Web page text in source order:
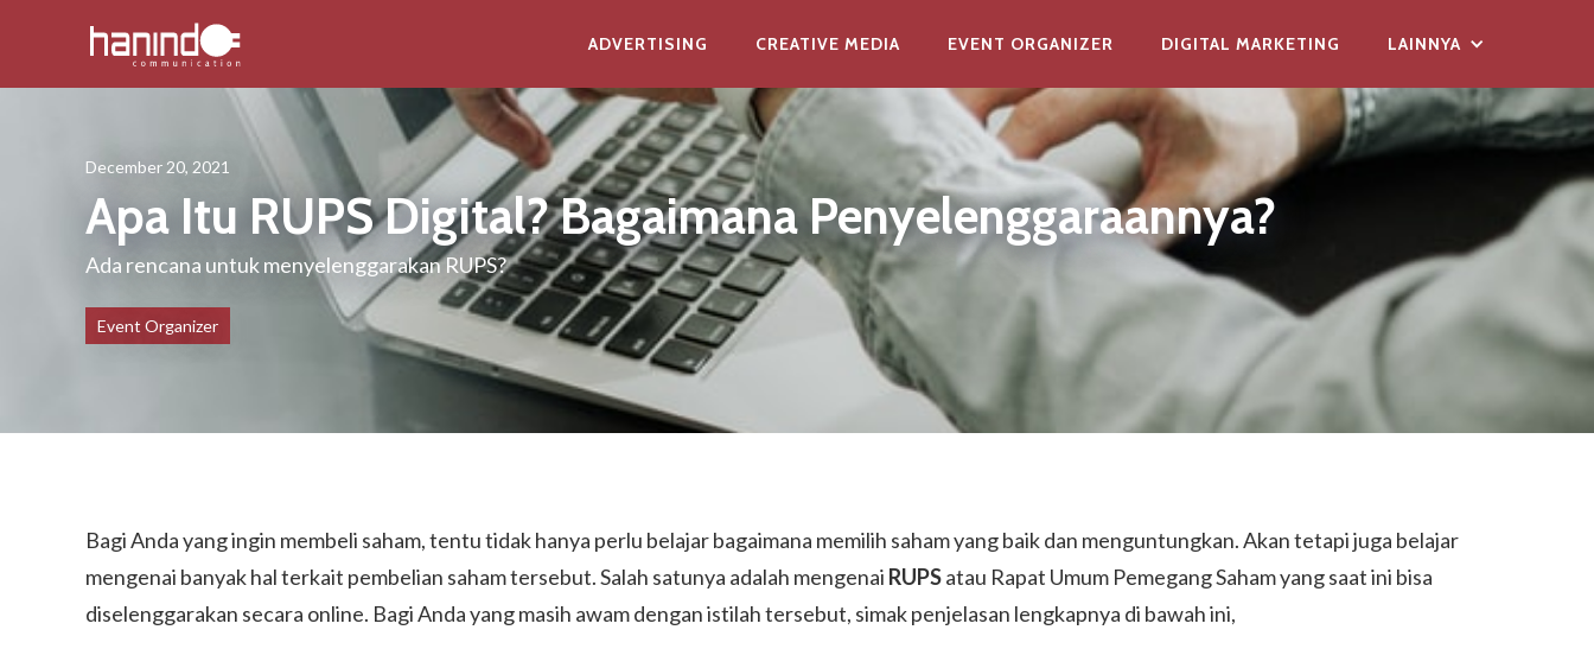
ADVERTISING CREATIVE MEDIA EVENT ORGANIZER DIGITAL MARKETING LAINNYA
December 20, 2021
Apa Itu RUPS Digital? Bagaimana Penyelenggaraannya?
Ada rencana untuk menyelenggarakan RUPS?
Event Organizer
Bagi Anda yang ingin membeli saham, tentu tidak hanya perlu belajar bagaimana memilih saham yang baik dan menguntungkan. Akan tetapi juga belajar
mengenai banyak hal terkait pembelian saham tersebut. Salah satunya adalah mengenai RUPSatau Rapat Umum Pemegang Saham yang saat ini bisa
diselenggarakan secara online. Bagi Anda yang masih awam dengan istilah tersebut, simak penjelasan lengkapnya di bawah ini,